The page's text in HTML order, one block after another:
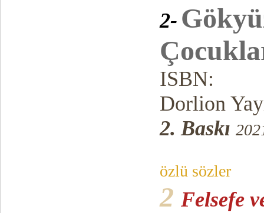
2-
ISBN:
Dorlion
2. Baskı
özlü sözler
2 Felsefe